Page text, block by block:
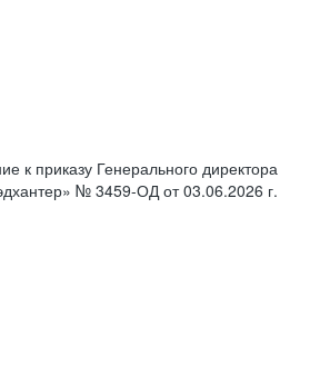
к приказу Генерального директора
№ 3459-ОД от 03.06.2026 г.